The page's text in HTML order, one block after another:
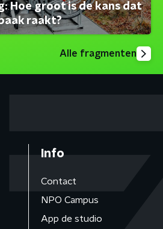
Hoe groot is de kans dat
raakt?
Alle fragmenten
Info
Contact
NPO Campus
App de studio